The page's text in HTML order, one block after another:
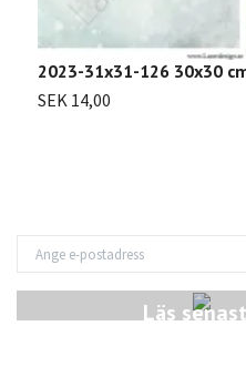
Läs
2023-31x31-126 30x30
SEK 14,00